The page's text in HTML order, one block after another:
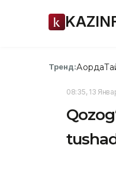
Тренд:Ақорда
08:35, 13